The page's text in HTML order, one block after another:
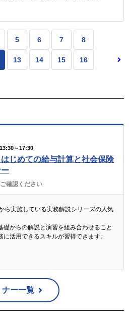
5 6 7 8
13 14 15 16
～17:30
はじめての給与計算と社会保険
確認ください
ら実施している実務解説シリーズの人気
礎からの解説と演習を組み合わせること
活用できるスキルが習得できます。
ナー一覧